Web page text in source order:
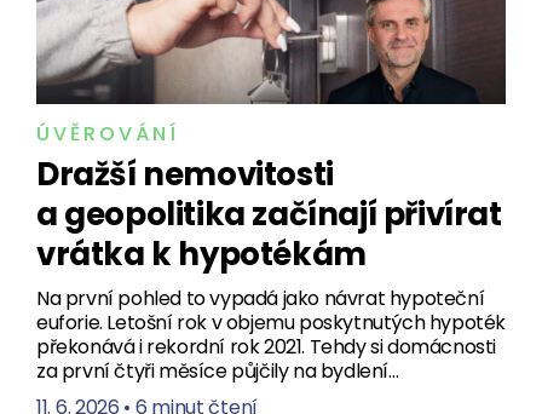
ÚVĚROVÁNÍ
Dražší nemovitosti
a geopolitika začínají přivírat
vrátka k hypotékám
Na první pohled to vypadá jako návrat hypoteční
euforie. Letošní rok v objemu poskytnutých hypoték
překonává i rekordní rok 2021. Tehdy si domácnosti
za první čtyři měsíce půjčily na bydlení…
11. 6. 2026 • 6 minut čtení